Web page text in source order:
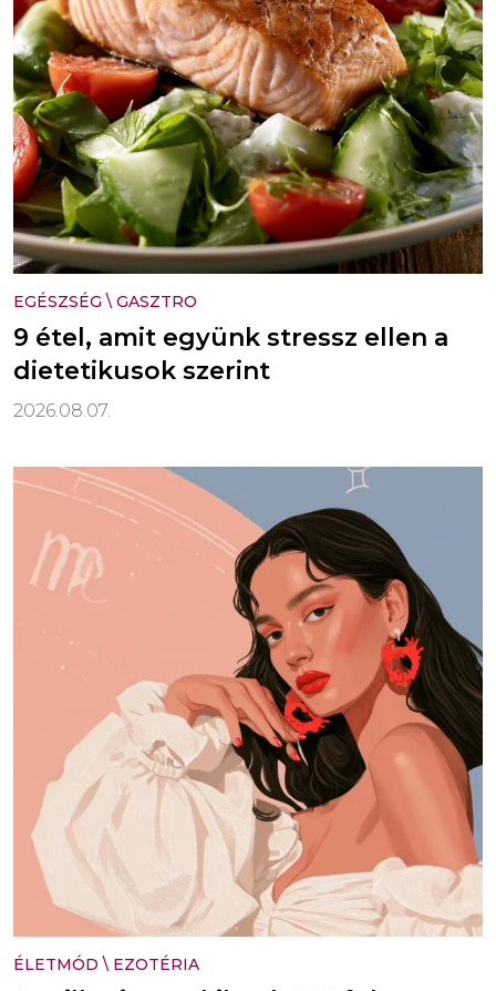
EGÉSZSÉG \ GASZTRO
9 étel, amit együnk stressz ellen a
dietetikusok szerint
2026.08.07.
ÉLETMÓD \ EZOTÉRIA